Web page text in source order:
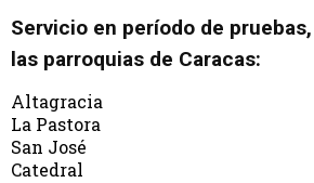
Servicio en período de
las parroquias de Caracas:
Altagracia
La Pastora
San José
Catedral